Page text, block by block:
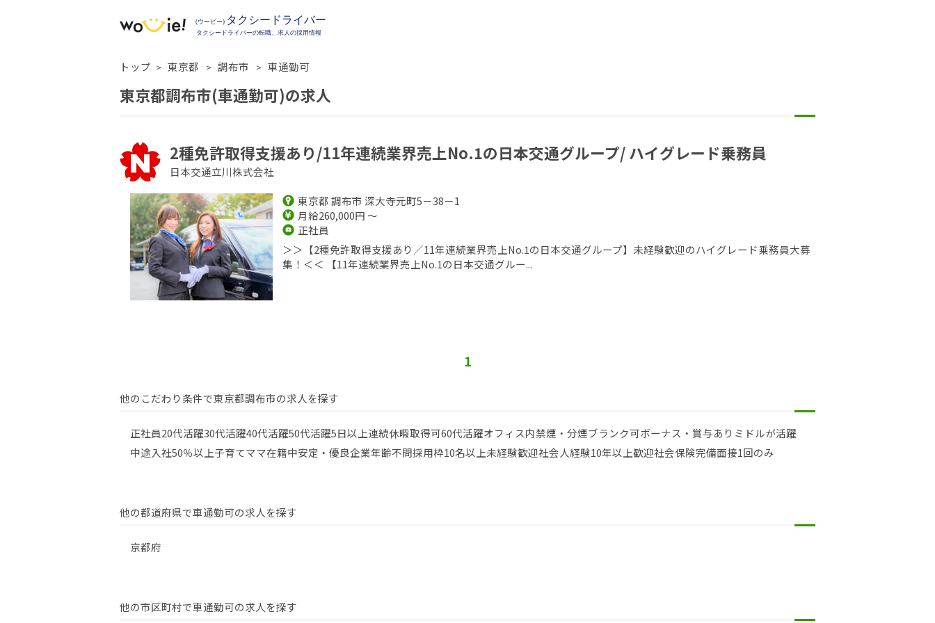
トップ 東京都 調布市 車通勤可
東京都調布市(車通勤可)の求人
2種免許取得支援あり/11年連続業界売上No.1の日本交通グループ/ ハイグレード乗務員
日本交通立川株式会社
東京都 調布市 深大寺元町5－38－1
月給260,000円 ～
正社員
＞＞【2種免許取得支援あり／11年連続業界売上No.1の日本交通グループ】未経験歓迎のハイグレード乗務員大募
集！＜＜ 【11年連続業界売上No.1の日本交通グルー...
1
他のこだわり条件で東京都調布市の求人を探す
正社員20代活躍30代活躍40代活躍50代活躍5日以上連続休暇取得可60代活躍オフィス内禁煙・分煙ブランク可ボーナス・賞与あり ミドルが活躍
中途入社50％以上子育てママ在籍中安定・優良企業年齢不問採用枠10名以上未経験歓迎社会人経験10年以上歓迎社会保険完備面接1回のみ
他の都道府県で車通勤可の求人を探す
京都府
他の市区町村で車通勤可の求人を探す